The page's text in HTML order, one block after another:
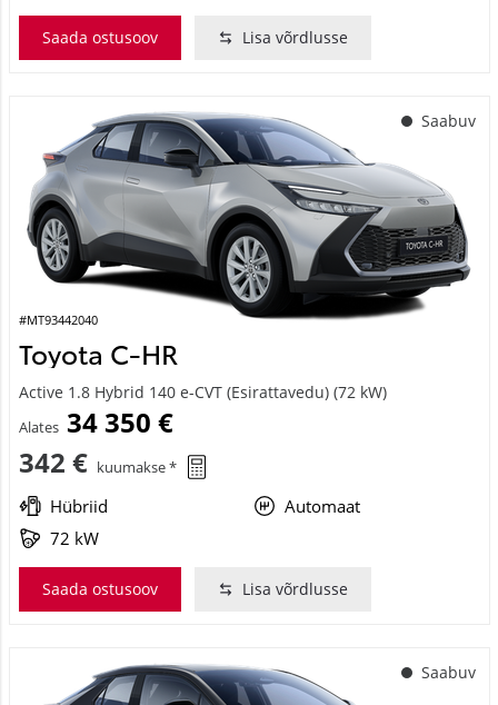
Saada ostusoov Lisa võrdlusse
Saabuv
#MT93442040
Toyota C-HR
Active 1.8 Hybrid 140 e-CVT (Esirattavedu) (72 kW)
Alates 34 350 €
342 € kuumakse *
Hübriid
Automaat
72 kW
Saada ostusoov Lisa võrdlusse
Saabuv